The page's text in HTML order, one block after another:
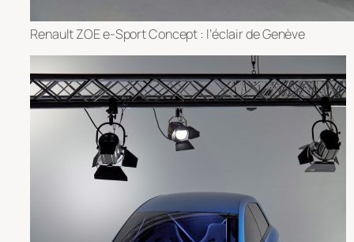
Renault ZOE e-Sport Concept : l’éclair de Genève